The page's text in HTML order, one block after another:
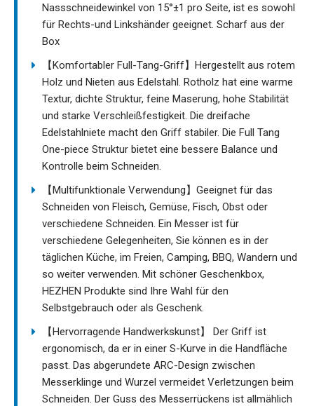
Nassschneidewinkel von 15°±1 pro Seite, ist es sowohl
für Rechts-und Linkshänder geeignet. Scharf aus der
Box
【Komfortabler Full-Tang-Griff】Hergestellt aus rotem
Holz und Nieten aus Edelstahl. Rotholz hat eine warme
Textur, dichte Struktur, feine Maserung, hohe Stabilität
und starke Verschleißfestigkeit. Die dreifache
Edelstahlniete macht den Griff stabiler. Die Full Tang
One-piece Struktur bietet eine bessere Balance und
Kontrolle beim Schneiden.
【Multifunktionale Verwendung】Geeignet für das
Schneiden von Fleisch, Gemüse, Fisch, Obst oder
verschiedene Schneiden. Ein Messer ist für
verschiedene Gelegenheiten, Sie können es in der
täglichen Küche, im Freien, Camping, BBQ, Wandern und
so weiter verwenden. Mit schöner Geschenkbox,
HEZHEN Produkte sind Ihre Wahl für den
Selbstgebrauch oder als Geschenk.
【Hervorragende Handwerkskunst】 Der Griff ist
ergonomisch, da er in einer S-Kurve in die Handfläche
passt. Das abgerundete ARC-Design zwischen
Messerklinge und Wurzel vermeidet Verletzungen beim
Schneiden. Der Guss des Messerrückens ist allmählich